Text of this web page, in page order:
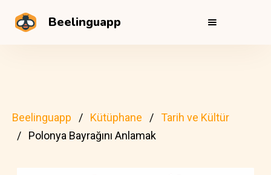
Beelinguapp
Beelinguapp Kütüphane
Tarih ve Kültür
Polonya Bayrağını Anlamak